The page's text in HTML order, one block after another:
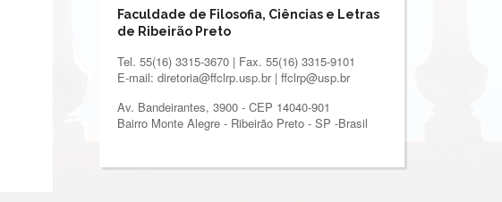
Faculdade de Filosofia, Ciências e Letras
de Ribeirão Preto
Tel. 55(16) 3315-3670 | Fax. 55(16) 3315-9101
E-mail: diretoria@ffclrp.usp.br | ffclrp@usp.br
Av. Bandeirantes, 3900 - CEP 14040-901
Bairro Monte Alegre - Ribeirão Preto - SP -Brasil